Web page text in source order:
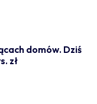
domów. Dziś
zł